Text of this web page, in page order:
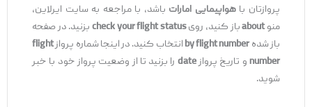
پروازتان باهواپیمایی اماراتباشد، با مراجعه به سایت ایرلاین،
منوaboutباز کنید، رویcheck your flight statusبزنید. در صفحه
باز شدهby flight numberانتخاب کنید. در اینجا شماره پروازflight
numberو تاریخ پروازdateرا بزنید تا از وضعیت پرواز خود با خبر
شوید.